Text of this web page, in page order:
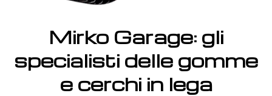
Mirko Garage: gli
specialisti delle gomme
e cerchi in lega